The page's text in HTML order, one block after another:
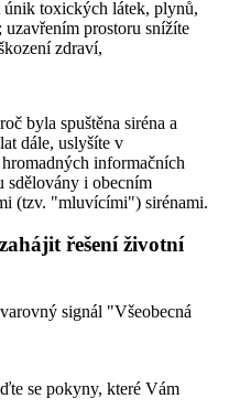
únik toxických látek, plynů,
prostoru snížíte
zdraví,
byla spuštěna siréna a
dále, uslyšíte v
informačních
sdělovány i obecním
(tzv. "mluvícími") sirénami.
řešení životní
signál "Všeobecná
se pokyny, které Vám